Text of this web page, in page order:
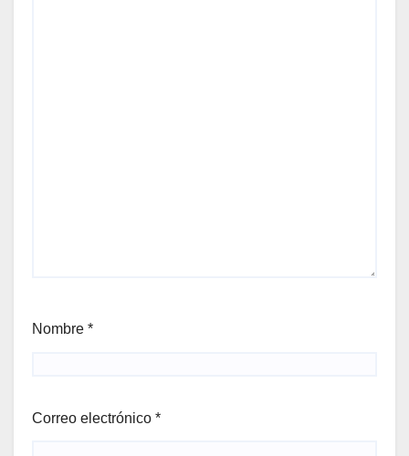
Nombre *
Correo electrónico *